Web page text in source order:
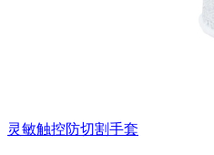
灵敏触控防切割手套